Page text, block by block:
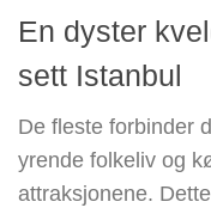
En dyster
sett Istanbul
De fleste forbinder
yrende folkeliv og
attraksjonene.